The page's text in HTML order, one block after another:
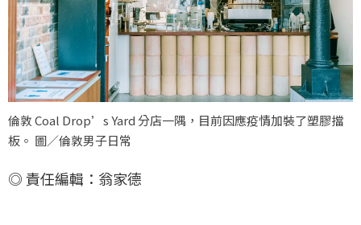
倫敦 Coal Drop’s Yard 分店一隅，目前因應疫情加裝了塑膠擋
板。 圖／倫敦男子日常
◎ 責任編輯：翁家德